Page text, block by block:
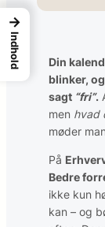
Din
blinker,
sagt “fri”.
men hvad
møder
På
Bedre
ikke kun
kan – og
→
Indhold